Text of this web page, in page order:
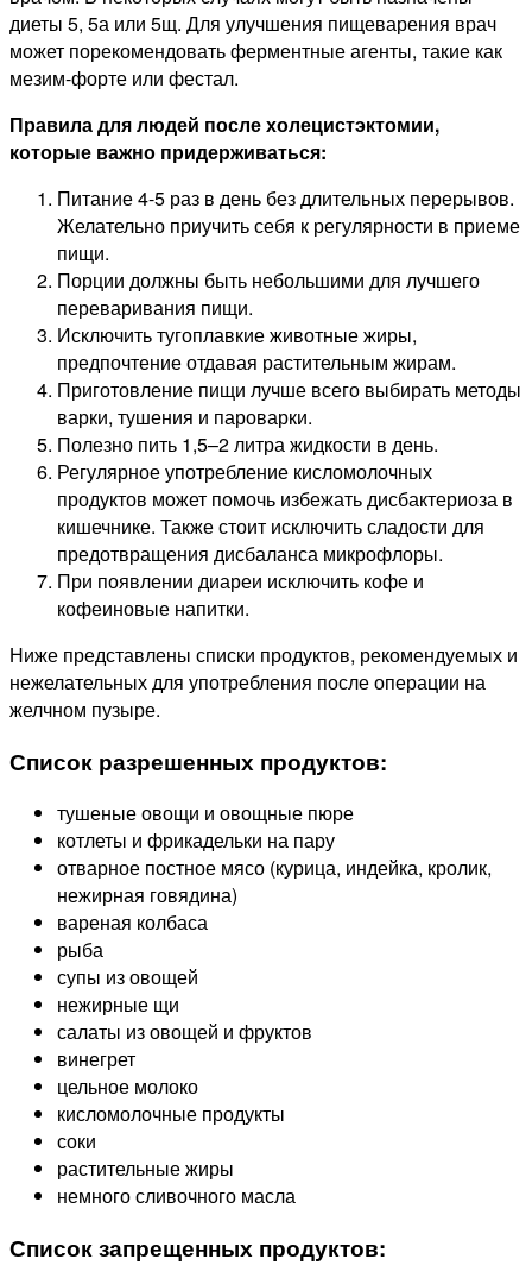
диеты 5, 5а или 5щ. Для улучшения пищеварения врач
может порекомендовать ферментные агенты, такие как
мезим-форте или фестал.
Правила для людей после холецистэктомии,
которые важно придерживаться:
Питание 4-5 раз в день без длительных перерывов.
Желательно приучить себя к регулярности в приеме
пищи.
Порции должны быть небольшими для лучшего
переваривания пищи.
Исключить тугоплавкие животные жиры,
предпочтение отдавая растительным жирам.
Приготовление пищи лучше всего выбирать методы
варки, тушения и пароварки.
Полезно пить 1,5–2 литра жидкости в день.
Регулярное употребление кисломолочных
продуктов может помочь избежать дисбактериоза в
кишечнике. Также стоит исключить сладости для
предотвращения дисбаланса микрофлоры.
При появлении диареи исключить кофе и
кофеиновые напитки.
Ниже представлены списки продуктов, рекомендуемых и
нежелательных для употребления после операции на
желчном пузыре.
Список разрешенных продуктов:
тушеные овощи и овощные пюре
котлеты и фрикадельки на пару
отварное постное мясо (курица, индейка, кролик,
нежирная говядина)
вареная колбаса
рыба
супы из овощей
нежирные щи
салаты из овощей и фруктов
винегрет
цельное молоко
кисломолочные продукты
соки
растительные жиры
немного сливочного масла
Список запрещенных продуктов: